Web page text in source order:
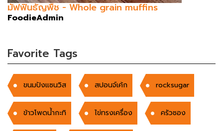
มัฟฟินธัญพืช - Whole grain muffins
FoodieAdmin
Favorite Tags
ขนมปังแซนวิส สปอนจ์เค้ก rocksugar
ข้าวโพดนํ้ากะทิ ไข่ทรงเครื่อง ครัวซอง